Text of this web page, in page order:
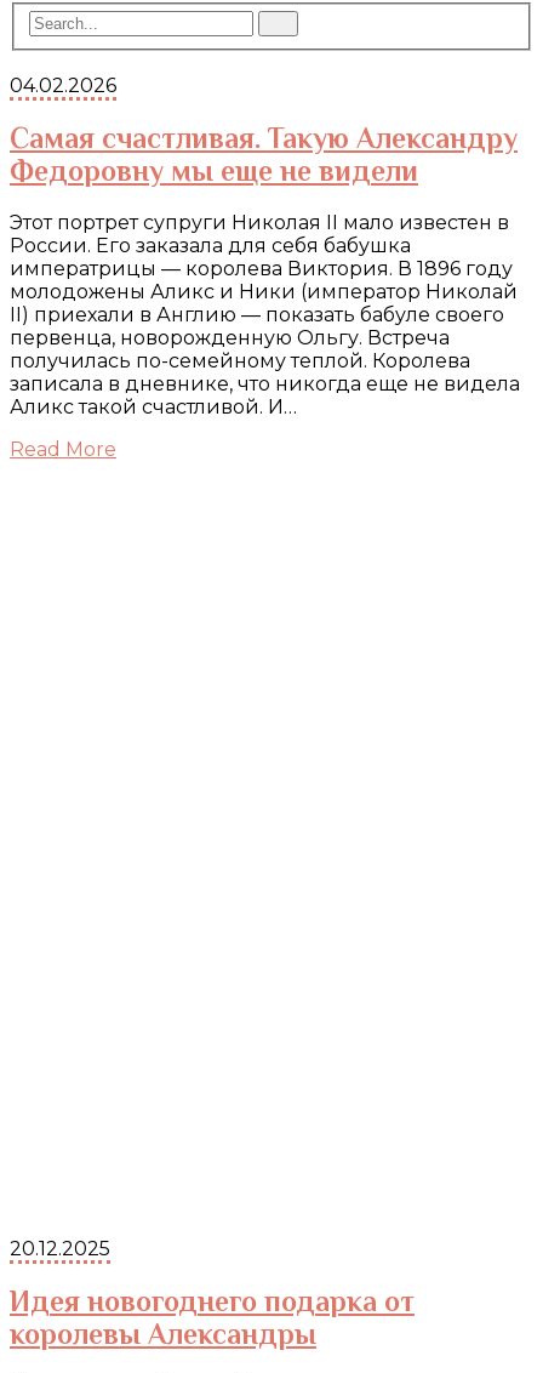
04.02.2026
Самая счастливая. Такую Александру
Федоровну мы еще не видели
Этот портрет супруги Николая II мало известен в
России. Его заказала для себя бабушка
императрицы — королева Виктория. В 1896 году
молодожены Аликс и Ники (император Николай
II) приехали в Англию — показать бабуле своего
первенца, новорожденную Ольгу. Встреча
получилась по-семейному теплой. Королева
записала в дневнике, что никогда еще не видела
Аликс такой счастливой. И…
Read More
20.12.2025
Идея новогоднего подарка от
королевы Александры